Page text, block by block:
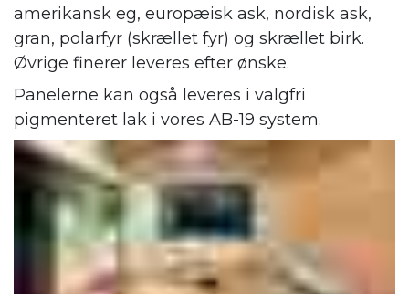
amerikansk eg, europæisk ask, nordisk ask,
gran, polarfyr (skrællet fyr) og skrællet birk.
Øvrige finerer leveres efter ønske.
Panelerne kan også leveres i valgfri
pigmenteret lak i vores AB-19 system.